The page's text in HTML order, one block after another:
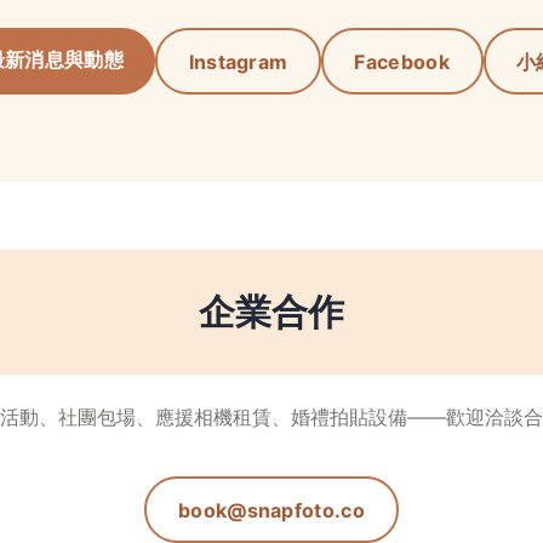
新消息與動態 Instagram Facebook 小
企業合作
動、社團包場、應援相機租賃、婚禮拍貼設備——歡迎洽談合
book@snapfoto.co